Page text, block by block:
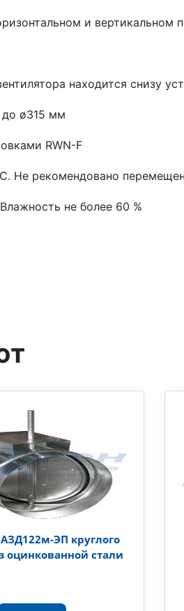
и вертикальном
находится снизу
до ø315 мм
RWN-F
Не рекомендовано
не более 60 %
ЭП круглого
оцинкованной стали